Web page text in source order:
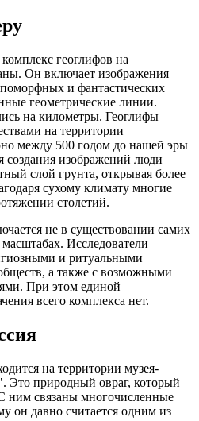
геоглифов на
Он включает изображения
и фантастических
геометрические линии.
на километры. Геоглифы
на территории
между 500 годом до нашей эры
изображений люди
слой грунта, открывая более
сухому климату многие
столетий.
не в существовании самих
Исследователи
и ритуальными
а также с возможными
При этом единой
всего комплекса нет.
на территории музея-
Это природный овраг, который
ним связаны многочисленные
он давно считается одним из